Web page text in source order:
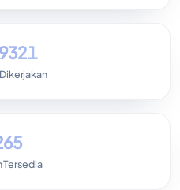
Tersedia